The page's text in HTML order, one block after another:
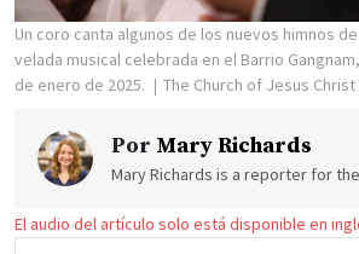
Un coro canta algunos de los nuevos himnos
velada musical celebrada en el Barrio
de enero de 2025.
The Church of Jesus
Por Mary Richards
Mary Richards is a reporter for
El audio del artículo solo está disponible en